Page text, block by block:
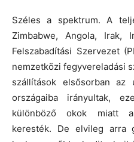
Széles a spektrum. A
Zimbabwe, Angola, Irak,
Felszabadítási Szervezet
nemzetközi fegyvereladási
szállítások elsősorban az
országaiba irányultak,
különböző okok miatt a
keresték. De elvileg arra